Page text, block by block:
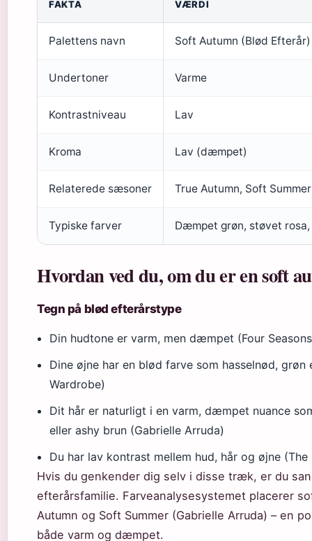
FAKTA VÆRDI
Palettens navn Soft Autumn (Blød Efterår)
Undertoner Varme
Kontrastniveau Lav
Kroma Lav (dæmpet)
Relaterede sæsoner True Autumn, Soft Summer
Typiske farver Dæmpet grøn, støvet
Hvordan ved du, om du er en soft
Tegn på blød efterårstype
Din hudtone er varm, men dæmpet (Four
Dine øjne har en blød farve som hasselnød,
Wardrobe)
Dit hår er naturligt i en varm, dæmpet nuance
eller ashy brun (Gabrielle Arruda)
Du har lav kontrast mellem hud, hår og øjne
Hvis du genkender dig selv i disse træk, er du
efterårsfamilie. Farveanalysesystemet placerer
Autumn og Soft Summer (Gabrielle Arruda) – en
både varm og dæmpet.